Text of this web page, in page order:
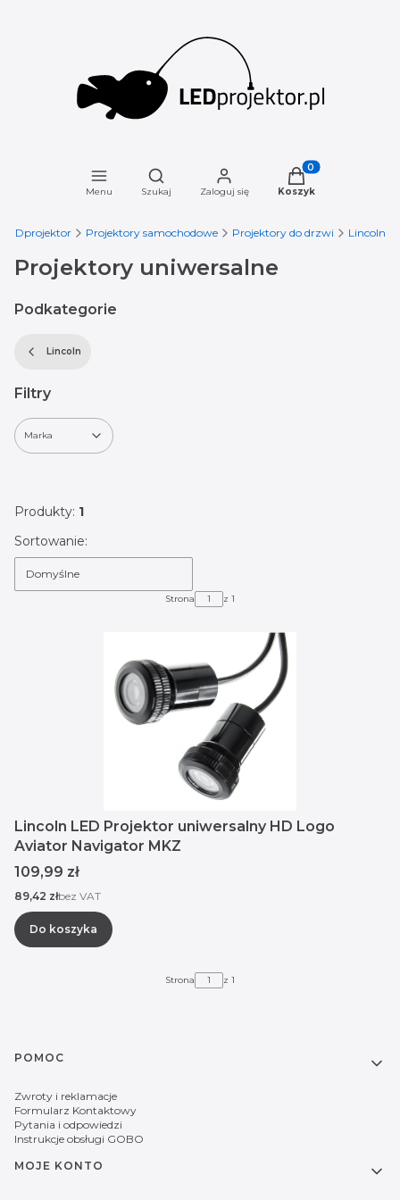
Menu
Otwórz wyszukiwarkę
Szukaj Zaloguj się
Produkty w
Koszyk
LEDprojektor Projektory samochodowe Projektory do drzwi Lincoln
Projektory uniwersalne
Podkategorie
Lincoln
Filtry
Marka
Produkty: 1
Lista produktów
Sortowanie:
Domyślne
Strona z 1
Lincoln LED Projektor uniwersalny HD Logo
Aviator Navigator MKZ
Cena
109,99 zł
Cena
89,42 złbez VAT
Do koszyka
Strona z 1
Linki w stopce
POMOC
Zwroty i reklamacje
Formularz Kontaktowy
Pytania i odpowiedzi
Instrukcje obsługi GOBO
MOJE KONTO